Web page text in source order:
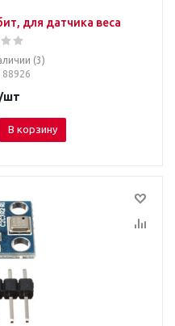
для датчика веса
(3)
88926
шт
В корзину